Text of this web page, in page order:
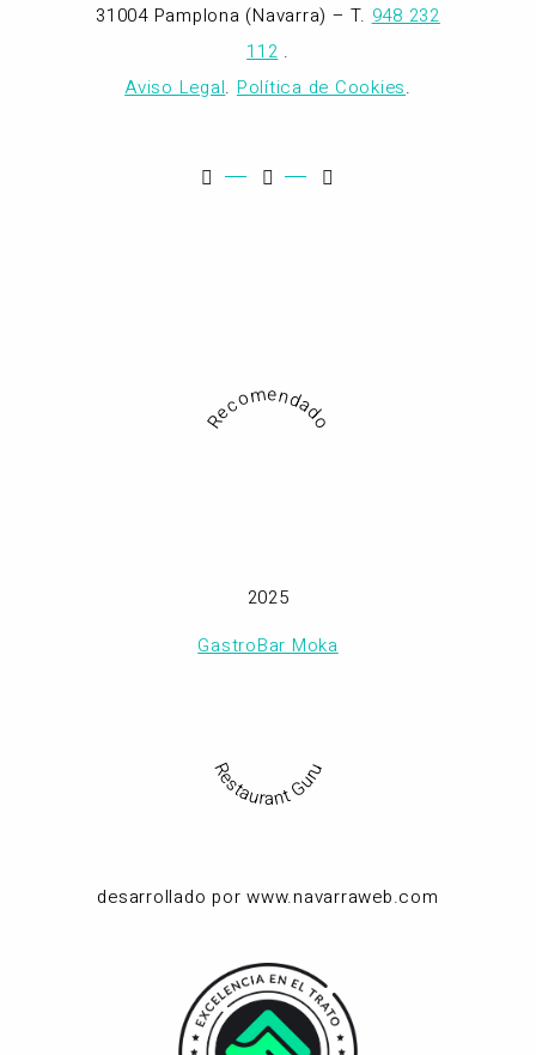
31004 Pamplona (Navarra) – T. 948 232
112 .
Aviso Legal. Política de Cookies.
Recomendado
2025
GastroBar Moka
Restaurant Guru
desarrollado por www.navarraweb.com